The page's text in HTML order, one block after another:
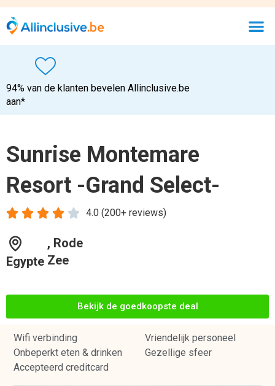
94% van de klanten bevelen Allinclusive.be
aan*
Sunrise Montemare
Resort -Grand Select-
4.0 (200+ reviews)
    
Egypte
, Rode
Zee
Bekijk de goedkoopste deal
Wifi verbinding
Vriendelijk personeel
Onbeperkt eten & drinken
Gezellige sfeer
Accepteerd creditcard